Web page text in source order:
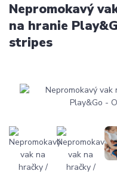
Nepromokavý
na hranie
stripes